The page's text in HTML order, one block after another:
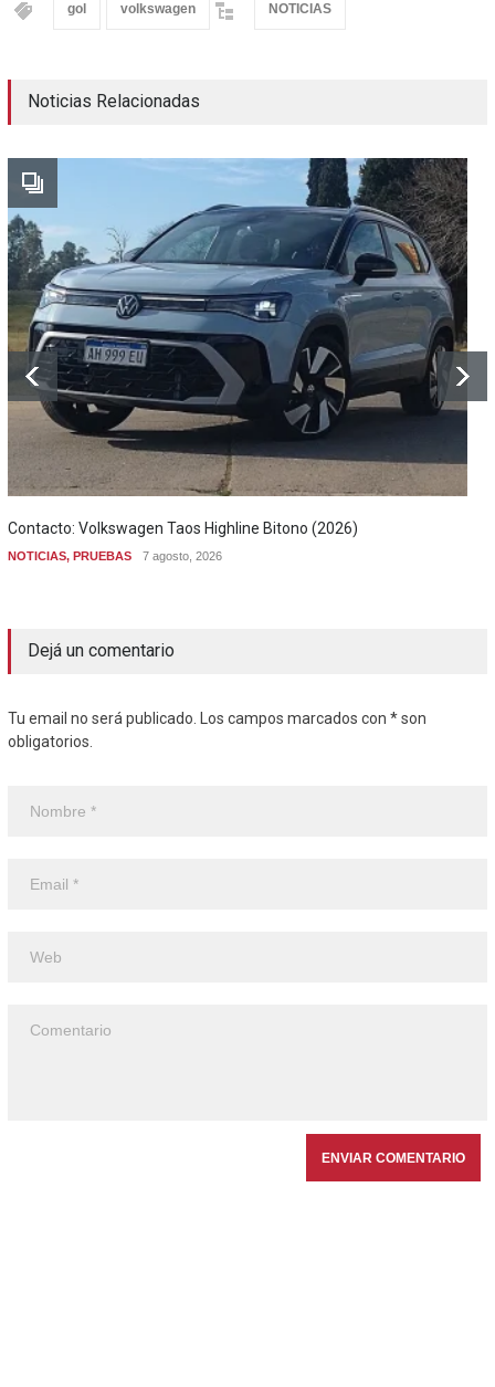
gol volkswagen NOTICIAS
Noticias Relacionadas
Contacto: Volkswagen Taos Highline Bitono (2026)
NOTICIAS, PRUEBAS 7 agosto, 2026
Dejá un comentario
Tu email no será publicado. Los campos marcados con * son
obligatorios.